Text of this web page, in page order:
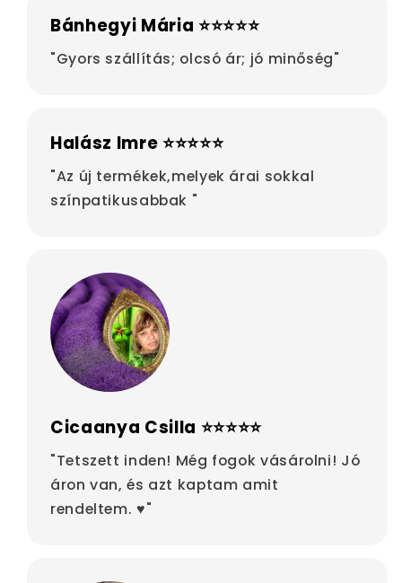
Bánhegyi Mária ⭐⭐⭐⭐⭐
"Gyors szállítás; olcsó ár; jó minőség"
Halász Imre ⭐⭐⭐⭐⭐
"Az új termékek,melyek árai sokkal
színpatikusabbak "
Cicaanya Csilla ⭐⭐⭐⭐⭐
"Tetszett inden! Még fogok vásárolni! Jó
áron van, és azt kaptam amit
rendeltem. ♥"